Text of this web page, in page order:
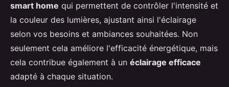
smart home qui permettent de contrôler l'intensité et
la couleur des lumières, ajustant ainsi l'éclairage
selon vos besoins et ambiances souhaitées. Non
seulement cela améliore l'efficacité énergétique, mais
cela contribue également à un éclairage efficace
adapté à chaque situation.